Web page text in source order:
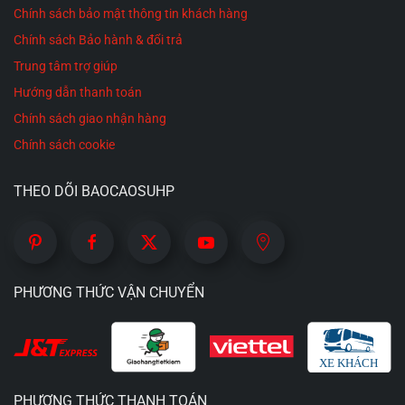
sản xuất hormone endorphin, giúp giải tỏa căng
thẳng, mệt mỏi và mang lại niềm vui, sự thư
giãn.
quan hệ tình dục thực tế và cải thiện chất lượng
Đảm bảo an toàn sức khỏe:
Sử dụng âm đạo giả
các tệ nạn xã hội (như gái mại dâm hay quan hệ
đồng tính không an toàn), từ đó làm giảm nguy
cơ lây nhiễm các bệnh truyền nhiễm qua đường
Chính sách bảo mật thông tin khách hàng
Chính sách Bảo hành & đổi trả
Trung tâm trợ giúp
Hướng dẫn thanh toán
Chính sách giao nhận hàng
Chính sách cookie
THEO DÕI BAOCAOSUHP
PHƯƠNG THỨC VẬN CHUYỂN
PHƯƠNG THỨC THANH TOÁN